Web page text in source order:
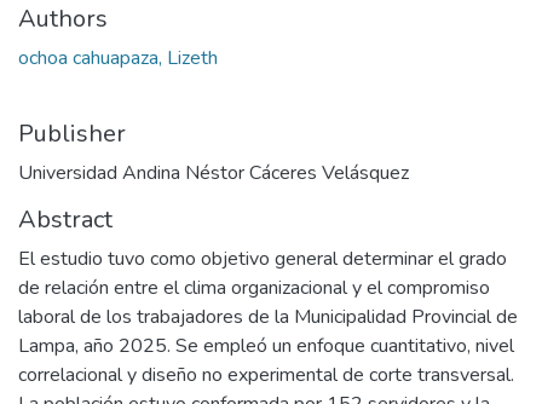
Authors
ochoa cahuapaza, Lizeth
Publisher
Universidad Andina Néstor Cáceres Velásquez
Abstract
El estudio tuvo como objetivo general determinar el grado
de relación entre el clima organizacional y el compromiso
laboral de los trabajadores de la Municipalidad Provincial de
Lampa, año 2025. Se empleó un enfoque cuantitativo, nivel
correlacional y diseño no experimental de corte transversal.